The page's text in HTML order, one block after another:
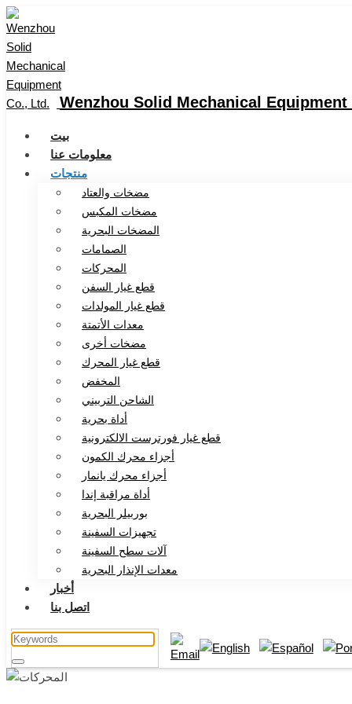
Wenzhou Solid Mechanical Equipment
بيت
معلومات عنا
منتجات
مضخات والعتاد
مضخات المكبس
المضخات البحرية
الصمامات
المحركات
قطع غيار السفن
قطع غيار المولدات
معدات الأتمتة
مضخات أخرى
قطع غيار المحرك
المخفض
الشاحن التربيني
أداة بحرية
قطع غيار فورترست الالكترونية
أجزاء محرك الكمون
أجزاء محرك يانمار
أداة مراقبة إندا
بوربيلر البحرية
تجهيزات السفينة
آلات سطح السفينة
معدات الإنذار البحرية
أخبار
اتصل بنا